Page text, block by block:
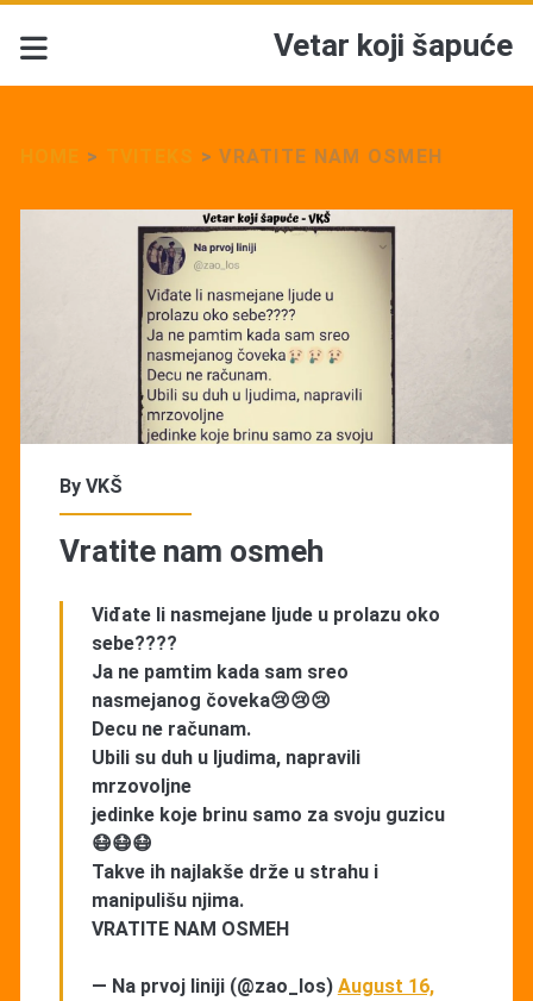
Vetar koji šapuće
> >VRATITE NAM OSMEH
By VKŠ
Vratite nam osmeh
Viđate li nasmejane ljude u prolazu oko
sebe????
Ja ne pamtim kada sam sreo
nasmejanog čoveka😢😢😢
Decu ne računam.
Ubili su duh u ljudima, napravili
mrzovoljne
jedinke koje brinu samo za svoju guzicu
😷😷😷
Takve ih najlakše drže u strahu i
manipulišu njima.
VRATITE NAM OSMEH
— Na prvoj liniji (@zao_los) August 16,